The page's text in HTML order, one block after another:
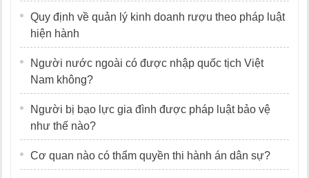
Quy định về quản lý kinh doanh rượu theo pháp luật
hiện hành
Người nước ngoài có được nhập quốc tịch Việt
Nam không?
Người bị bạo lực gia đình được pháp luật bảo vệ
như thế nào?
Cơ quan nào có thẩm quyền thi hành án dân sự?